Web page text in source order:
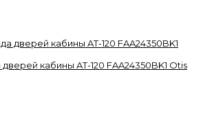
кабины AT-120 FAA24350BK1 Otis